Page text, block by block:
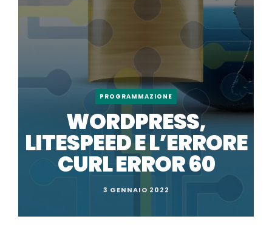
PROGRAMMAZIONE
WORDPRESS,
LITESPEED E L’ERRORE
CURL ERROR 60
3 GENNAIO 2022